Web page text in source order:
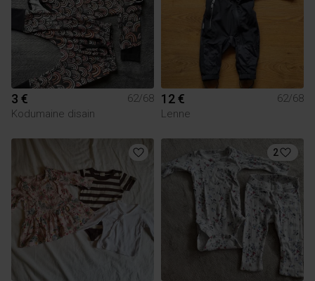
3 €
62/68
Kodumaine disain
12 €
62/68
Lenne
2